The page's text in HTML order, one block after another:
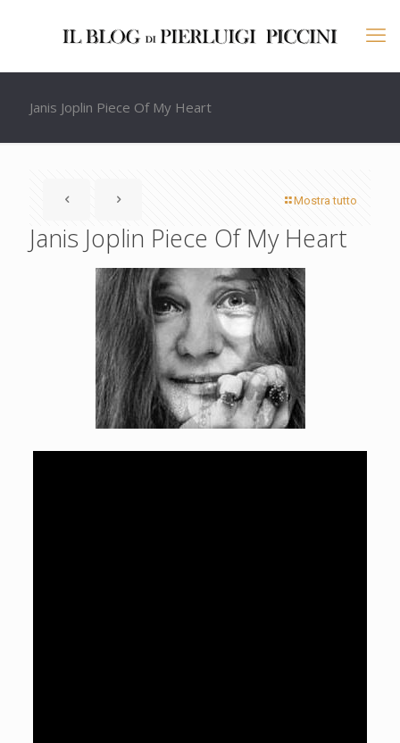
Janis Joplin Piece Of My Heart
Mostra tutto
Janis Joplin Piece Of My Heart